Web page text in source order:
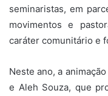
seminaristas, em
movimentos e
caráter comunitário e
Neste ano, a
e Aleh Souza, que